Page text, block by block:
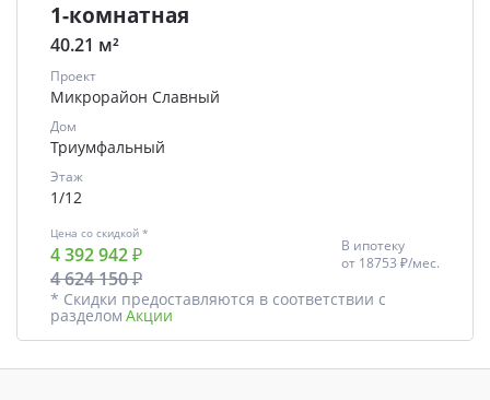
1-комнатная
40.21 м²
Проект
Микрорайон Славный
Дом
Триумфальный
Этаж
1/12
Цена со скидкой *
4 392 942 ₽
4 624 150 ₽
В ипотеку
от 18753 ₽/мес.
* Скидки предоставляются в соответствии с
разделом Акции